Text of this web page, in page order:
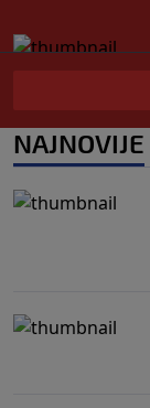
NAJNOVIJE